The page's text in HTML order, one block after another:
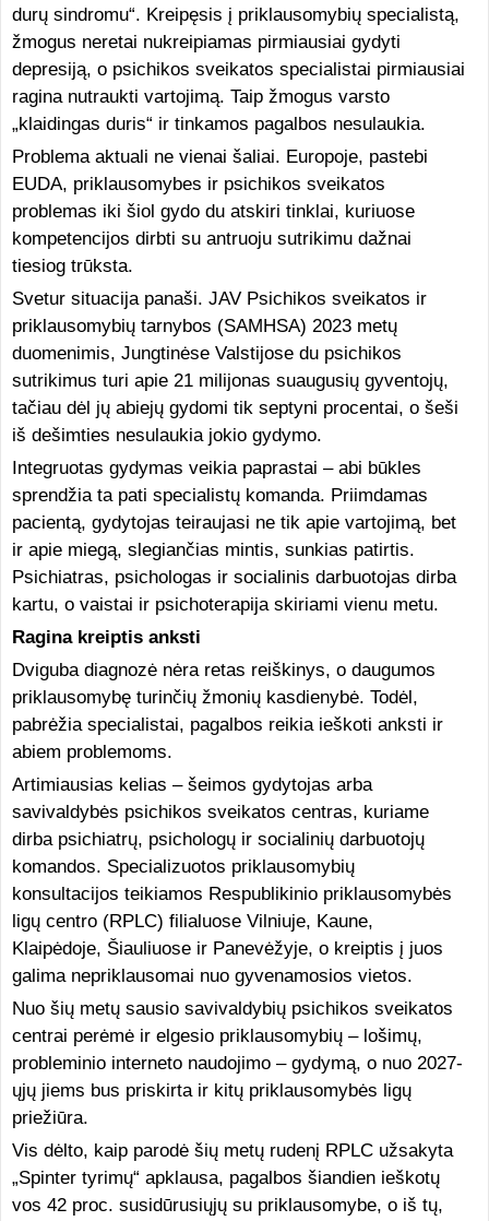
durų sindromu“. Kreipęsis į priklausomybių specialistą,
žmogus neretai nukreipiamas pirmiausiai gydyti
depresiją, o psichikos sveikatos specialistai pirmiausiai
ragina nutraukti vartojimą. Taip žmogus varsto
„klaidingas duris“ ir tinkamos pagalbos nesulaukia.
Problema aktuali ne vienai šaliai. Europoje, pastebi
EUDA, priklausomybes ir psichikos sveikatos
problemas iki šiol gydo du atskiri tinklai, kuriuose
kompetencijos dirbti su antruoju sutrikimu dažnai
tiesiog trūksta.
Svetur situacija panaši. JAV Psichikos sveikatos ir
priklausomybių tarnybos (SAMHSA) 2023 metų
duomenimis, Jungtinėse Valstijose du psichikos
sutrikimus turi apie 21 milijonas suaugusių gyventojų,
tačiau dėl jų abiejų gydomi tik septyni procentai, o šeši
iš dešimties nesulaukia jokio gydymo.
Integruotas gydymas veikia paprastai – abi būkles
sprendžia ta pati specialistų komanda. Priimdamas
pacientą, gydytojas teiraujasi ne tik apie vartojimą, bet
ir apie miegą, slegiančias mintis, sunkias patirtis.
Psichiatras, psichologas ir socialinis darbuotojas dirba
kartu, o vaistai ir psichoterapija skiriami vienu metu.
Ragina kreiptis anksti
Dviguba diagnozė nėra retas reiškinys, o daugumos
priklausomybę turinčių žmonių kasdienybė. Todėl,
pabrėžia specialistai, pagalbos reikia ieškoti anksti ir
abiem problemoms.
Artimiausias kelias – šeimos gydytojas arba
savivaldybės psichikos sveikatos centras, kuriame
dirba psichiatrų, psichologų ir socialinių darbuotojų
komandos. Specializuotos priklausomybių
konsultacijos teikiamos Respublikinio priklausomybės
ligų centro (RPLC) filialuose Vilniuje, Kaune,
Klaipėdoje, Šiauliuose ir Panevėžyje, o kreiptis į juos
galima nepriklausomai nuo gyvenamosios vietos.
Nuo šių metų sausio savivaldybių psichikos sveikatos
centrai perėmė ir elgesio priklausomybių – lošimų,
probleminio interneto naudojimo – gydymą, o nuo 2027-
ųjų jiems bus priskirta ir kitų priklausomybės ligų
priežiūra.
Vis dėlto, kaip parodė šių metų rudenį RPLC užsakyta
„Spinter tyrimų“ apklausa, pagalbos šiandien ieškotų
vos 42 proc. susidūrusiųjų su priklausomybe, o iš tų,